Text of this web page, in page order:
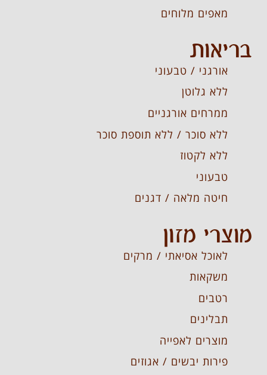
מאפים מלוחים
בריאות
אורגני / טבעוני
ללא גלוטן
ממרחים אורגניים
ללא סוכר / ללא תוספת סוכר
ללא לקטוז
טבעוני
חיטה מלאה / דגנים
מוצרי מזון
לאוכל אסיאתי / מרקים
משקאות
רטבים
תבלינים
מוצרים לאפייה
פירות יבשים / אגוזים